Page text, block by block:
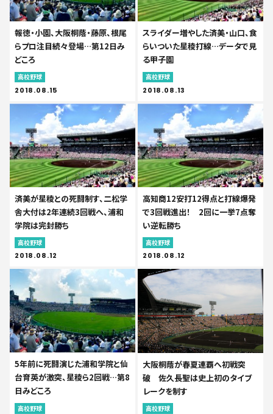
報徳・小園、大阪桐蔭・藤原、根尾
らプロ注目続々登場…第12日み
どころ
高校野球
2018.08.15
スライダー増やした済美・山口、食
らいついた星稜打線…データで見
る甲子園
高校野球
2018.08.13
済美が星稜との死闘制す、二松学
舎大付は2年連続3回戦へ、浦和
学院は完封勝ち
高校野球
2018.08.12
高知商12安打12得点と打線爆発
で3回戦進出！ 2回に一挙7点奪
い逆転勝ち
高校野球
2018.08.12
5年前に死闘演じた浦和学院と仙
台育英が激突、星稜ら2回戦…第8
日みどころ
高校野球
大阪桐蔭が春夏連覇へ初戦突
破 佐久長聖は史上初のタイブ
レークを制す
高校野球